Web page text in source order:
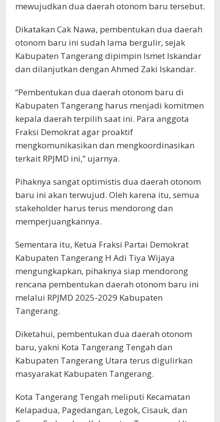
mewujudkan dua daerah otonom baru tersebut.
Dikatakan Cak Nawa, pembentukan dua daerah
otonom baru ini sudah lama bergulir, sejak
Kabupaten Tangerang dipimpin Ismet Iskandar
dan dilanjutkan dengan Ahmed Zaki Iskandar.
“Pembentukan dua daerah otonom baru di
Kabupaten Tangerang harus menjadi komitmen
kepala daerah terpilih saat ini. Para anggota
Fraksi Demokrat agar proaktif
mengkomunikasikan dan mengkoordinasikan
terkait RPJMD ini,” ujarnya.
Pihaknya sangat optimistis dua daerah otonom
baru ini akan terwujud. Oleh karena itu, semua
stakeholder harus terus mendorong dan
memperjuangkannya.
Sementara itu, Ketua Fraksi Partai Demokrat
Kabupaten Tangerang H Adi Tiya Wijaya
mengungkapkan, pihaknya siap mendorong
rencana pembentukan daerah otonom baru ini
melalui RPJMD 2025-2029 Kabupaten
Tangerang.
Diketahui, pembentukan dua daerah otonom
baru, yakni Kota Tangerang Tengah dan
Kabupaten Tangerang Utara terus digulirkan
masyarakat Kabupaten Tangerang.
Kota Tangerang Tengah meliputi Kecamatan
Kelapadua, Pagedangan, Legok, Cisauk, dan